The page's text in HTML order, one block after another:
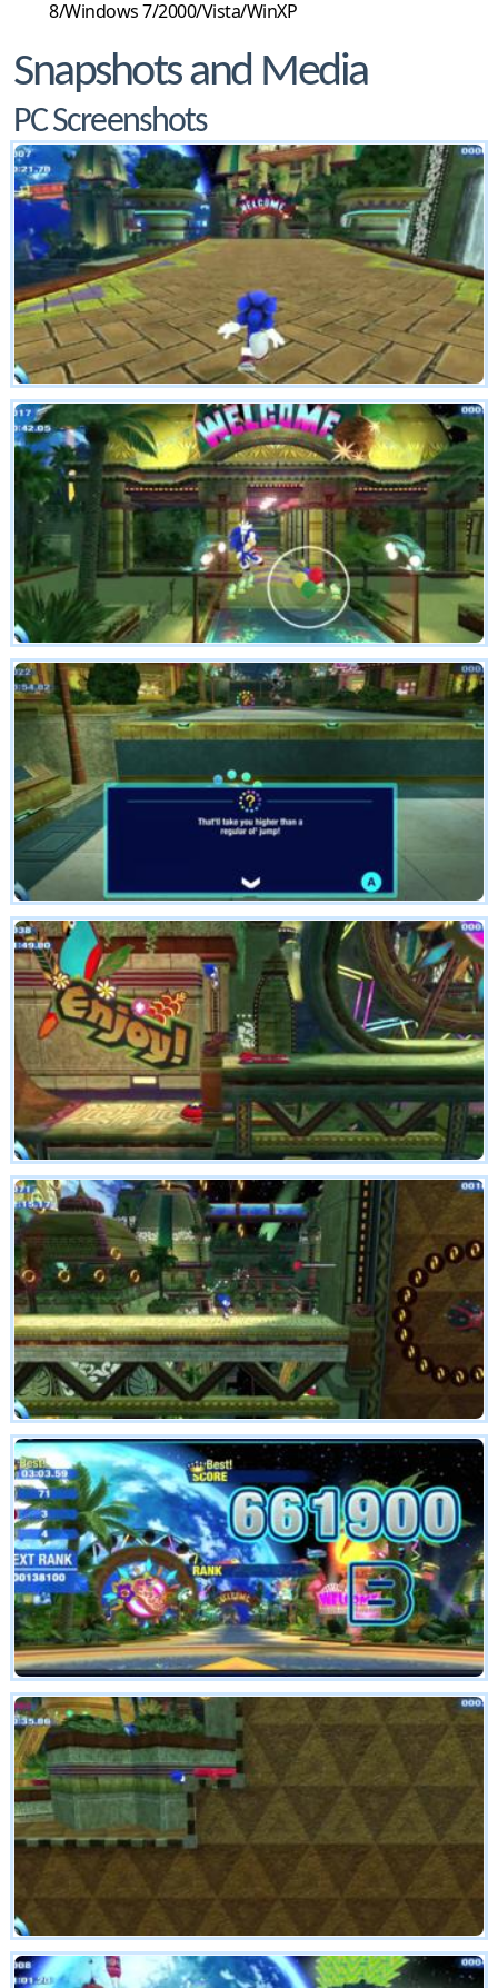
8/Windows 7/2000/Vista/WinXP
Snapshots and Media
PC Screenshots